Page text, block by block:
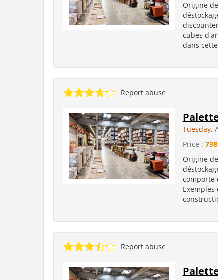
Origine
cubes
dans
Report abuse
Tuesday,
Price :
Origine
comporte
Report abuse